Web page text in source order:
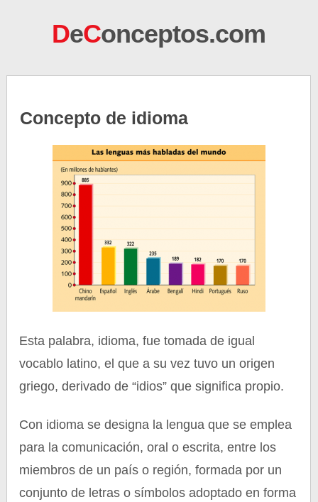
DeConceptos.com
Concepto de idioma
Esta palabra, idioma, fue tomada de igual
vocablo latino, el que a su vez tuvo un origen
griego, derivado de “idios” que significa propio.
Con idioma se designa la lengua que se emplea
para la comunicación, oral o escrita, entre los
miembros de un país o región, formada por un
conjunto de letras o símbolos adoptado en forma